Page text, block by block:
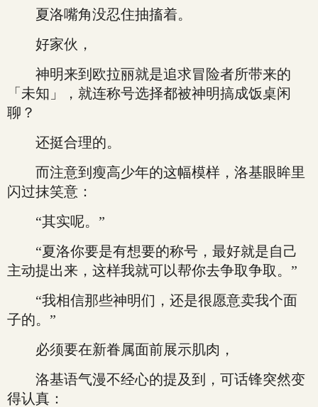
夏洛嘴角没忍住抽搐着。
好家伙，
神明来到欧拉丽就是追求冒险者所带来的
「未知」，就连称号选择都被神明搞成饭桌闲
聊？
还挺合理的。
而注意到瘦高少年的这幅模样，洛基眼眸里
闪过抹笑意：
“其实呢。”
“夏洛你要是有想要的称号，最好就是自己
主动提出来，这样我就可以帮你去争取争取。”
“我相信那些神明们，还是很愿意卖我个面
子的。”
必须要在新眷属面前展示肌肉，
洛基语气漫不经心的提及到，可话锋突然变
得认真：